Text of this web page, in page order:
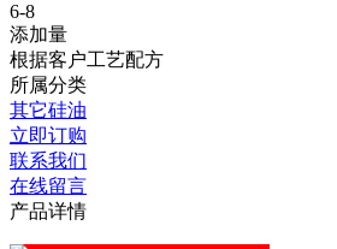
6-8
添加量
根据客户工艺配方
所属分类
其它硅油
立即订购
联系我们
在线留言
产品详情